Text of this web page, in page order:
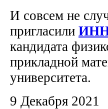
И совсем не
пригласили
кандидата
прикладной
университета.
9 Декабря 2021